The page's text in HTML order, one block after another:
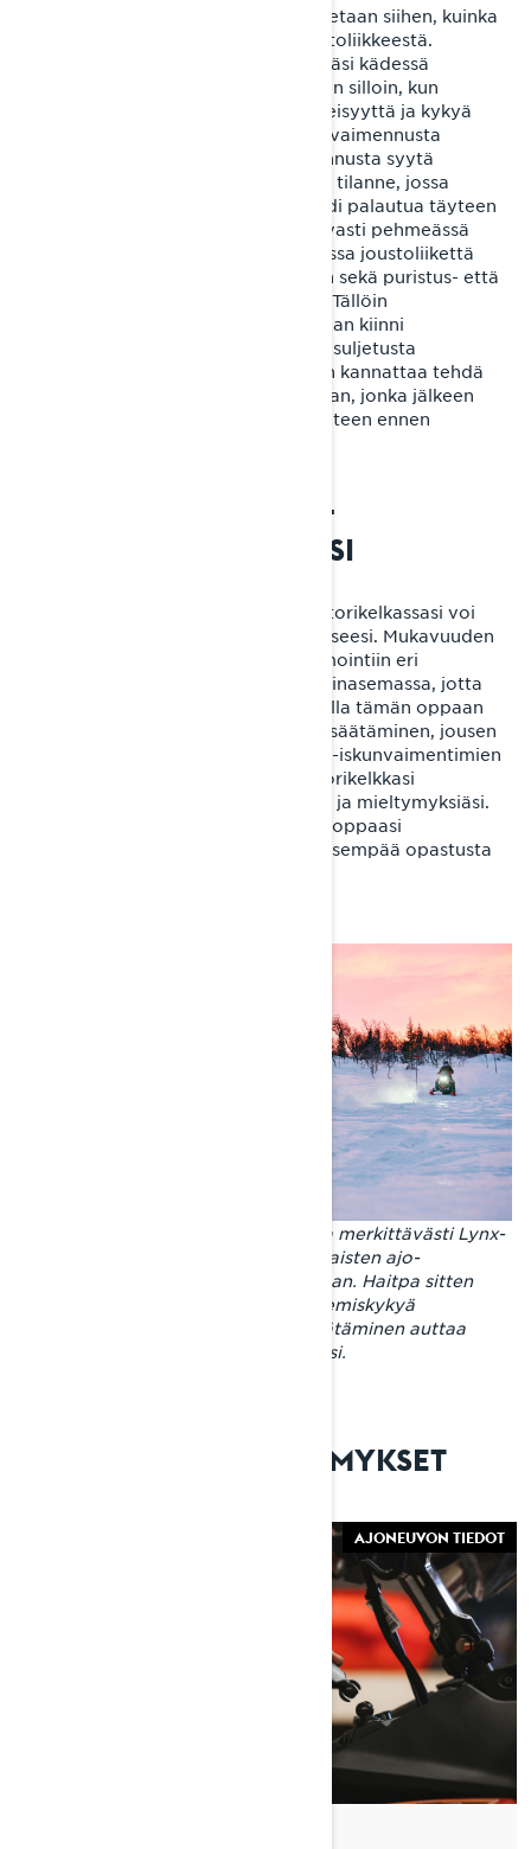
Paluuvaimennuksen säädöllä vaikutetaan siihen, kuinka
nopeasti jousitus palautuu auki joustoliikkeestä.
Paluuvaimennusta on hyvä säätää käsi kädessä
puristusvaimennuksen kanssa etenkin silloin, kun
vaimennukseen haetaan herkkäliikkeisyyttä ja kykyä
myötäillä ajoalustaa. Eli jos puristusvaimennusta
vähennetään, on myös paluuvaimennusta syytä
vähentää. Tällä pyritään välttämään tilanne, jossa
jousitus painuu liian syvälle, eikä ehdi palautua täyteen
mittaansa töyssyjen välissä. Vastaavasti pehmeässä
lumessa ja isoista töyssyistä ajettaessa joustoliikettä
halutaan usein hitaammaksi ja silloin sekä puristus- että
paluuvaimennusta kannattaa lisätä. Tällöin
paluuvaimennusta käännetään hieman kiinni
oletusasennosta (14 naksausta auki, suljetusta
asetuksesta laskettuna). Säätäminen kannattaa tehdä
aina yksi tai kaksi naksausta kerrallaan, jonka jälkeen
todetaan säädön vaikutus ajettavuuteen ennen
OTA PARAS IRTI LYNX-
MOOTTORIKELKASTASI
Jousituksen säätäminen Lynx-moottorikelkassasi voi
vaikuttaa merkittävästi ajokokemukseesi. Mukavuuden
parantamisesta suorituskyvyn optimointiin eri
olosuhteissa, nämä säädöt ovat avainasemassa, jotta
saat kelkastasi kaiken irti. Seuraamalla tämän oppaan
vaiheita – olipa kyseessä painuman säätäminen, jousen
esijännityksen muuttaminen tai KYB-iskunvaimentimien
hienosäätö – voit räätälöidä moottorikelkkasi
vastaamaan tarkasti omia tarpeitasi ja mieltymyksiäsi.
Kokeile eri säätöjä ja tarkista käyttöoppaasi
mallikohtaisia ohjeita varten. Syvällisempää opastusta
Jousitusta säätämällä voit vaikuttaa merkittävästi Lynx-
moottorikelkkasi ominaisuuksiin erilaisten ajo-
olosuhteiden ja mieltymystesi mukaan. Haitpa sitten
suorituskykyä, mukavuutta tai etenemiskykyä
pehmeässä lumessa, jousituksen säätäminen auttaa
sinua saamaan parhaan irti Lynxistäsi.
USEIN KYSYTYT KYSYMYKSET
AJONEUVON TIEDOT